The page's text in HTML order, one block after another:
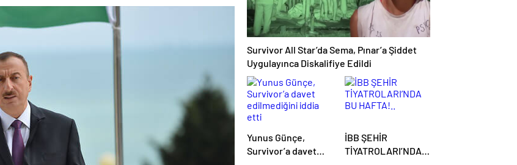
Survivor All Star’da Sema, Pınar’a Şiddet
Uygulayınca Diskalifiye Edildi
Yunus Günçe,
Survivor’a davet
İBB ŞEHİR
TİYATROLARI’NDA